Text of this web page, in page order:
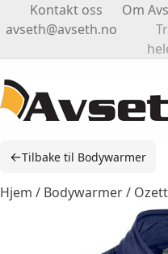
to
Kontakt oss Om
avseth@avseth.no
←Tilbake til Bodywarmer
Hjem / Bodywarmer/